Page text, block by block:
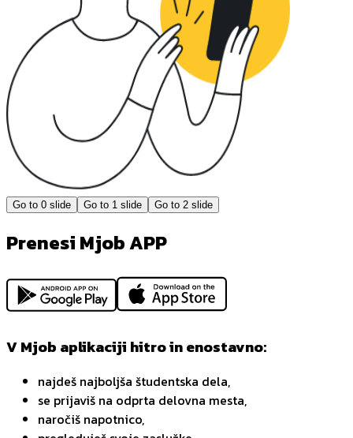
Go to 0 slide Go to 1 slide Go to 2 slide
Prenesi Mjob APP
V Mjob aplikaciji hitro in enostavno:
najdeš najboljša študentska dela,
se prijaviš na odprta delovna mesta,
naročiš napotnico,